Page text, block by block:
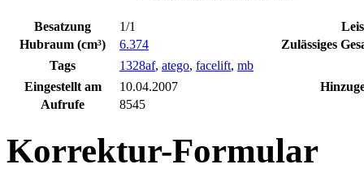
Besatzung 1/1
Hubraum (cm³)
6.374
Zulässiges
Tags
1328af, atego, facelift, mb
Eingestellt am
10.04.2007
Aufrufe
8545
Korrektur-Formular